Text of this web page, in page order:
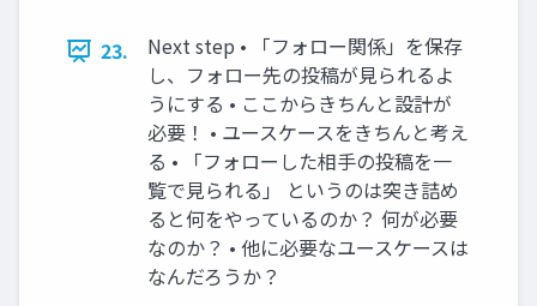
23.
Next step • 「フォロー関係」を保存
し、フォロー先の投稿が見られるよ
うにする • ここからきちんと設計が
必要！ • ユースケースをきちんと考え
る • 「フォローした相手の投稿を一
覧で見られる」 というのは突き詰め
ると何をやっているのか？ 何が必要
なのか？ • 他に必要なユースケースは
なんだろうか？